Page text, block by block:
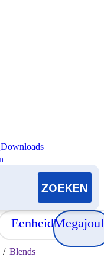
Downloads
Eenheid
/ Blends